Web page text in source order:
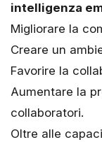
intelligenza
Migliorare la
Creare un
Favorire la
Aumentare la
collaboratori.
Oltre alle